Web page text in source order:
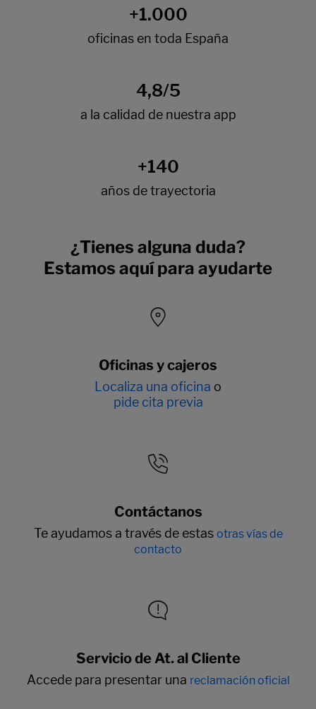
¿Tienes alguna duda?
Estamos aquí para ayudarte
Oficinas y cajeros
Localiza una oficina o
pide cita previa
Contáctanos
Te ayudamos a través de estas otras vías de
contacto
Servicio de At. al Cliente
Accede para presentar una reclamación oficial